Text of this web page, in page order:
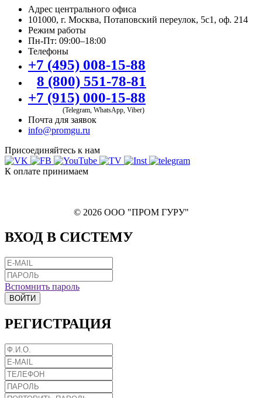
Адрес центрального офиса
101000, г. Москва, Потаповский переулок, 5с1, оф. 214
Режим работы
Пн-Пт: 09:00–18:00
Телефоны
+7 (495) 008-15-88
8 (800) 551-78-81
+7 (915) 000-15-88
(Telegram, WhatsApp, Viber)
Почта для заявок
info@promgu.ru
Присоединяйтесь к нам
К оплате принимаем
© 2026 ООО "ПРОМ ГУРУ"
ВХОД В СИСТЕМУ
Вспомнить пароль
ВОЙТИ
РЕГИСТРАЦИЯ